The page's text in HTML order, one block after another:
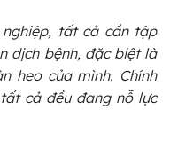
nghiệp, tất cả cần tập
dịch bệnh, đặc biệt là
heo của mình. Chính
tất cả đều đang nỗ lực